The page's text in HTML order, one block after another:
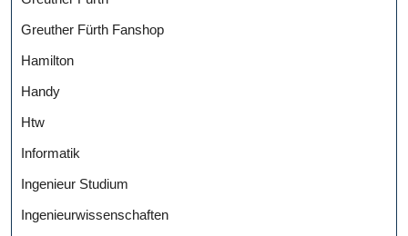
Greuther Fürth Fanshop
Hamilton
Handy
Htw
Informatik
Ingenieur Studium
Ingenieurwissenschaften